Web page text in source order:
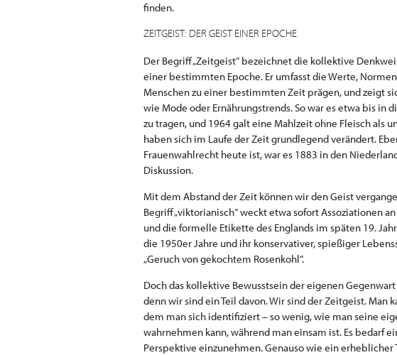
finden.
ZEITGEIST: DER GEIST EINER EPOCHE
Der Begriff „Zeitgeist“ bezeichnet die kollektive
einer bestimmten Epoche. Er umfasst die Werte,
Menschen zu einer bestimmten Zeit prägen, und zeigt
wie Mode oder Ernährungstrends. So war es etwa bis in
zu tragen, und 1964 galt eine Mahlzeit ohne Fleisch als
haben sich im Laufe der Zeit grundlegend verändert.
Frauenwahlrecht heute ist, war es 1883 in den
Diskussion.
Mit dem Abstand der Zeit können wir den Geist
Begriff „viktorianisch“ weckt etwa sofort Assoziationen
und die formelle Etikette des Englands im späten 19.
die 1950er Jahre und ihr konservativer, spießiger
„Geruch von gekochtem Rosenkohl“.
Doch das kollektive Bewusstsein der eigenen
denn wir sind ein Teil davon. Wir sind der Zeitgeist. Man
dem man sich identifiziert – so wenig, wie man seine
wahrnehmen kann, während man einsam ist. Es bedarf
Perspektive einzunehmen. Genauso wie ein